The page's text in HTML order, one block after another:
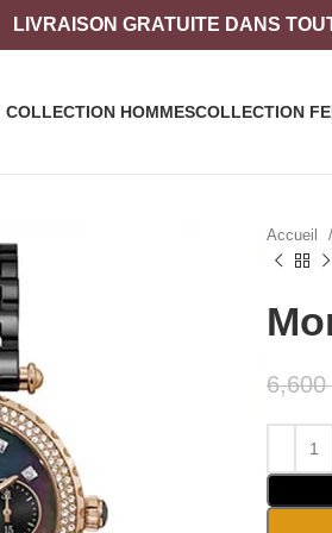
LIVRAISON GRATUITE DANS
COLLECTION HOMMESCOLLECTION
Accueil
6,600